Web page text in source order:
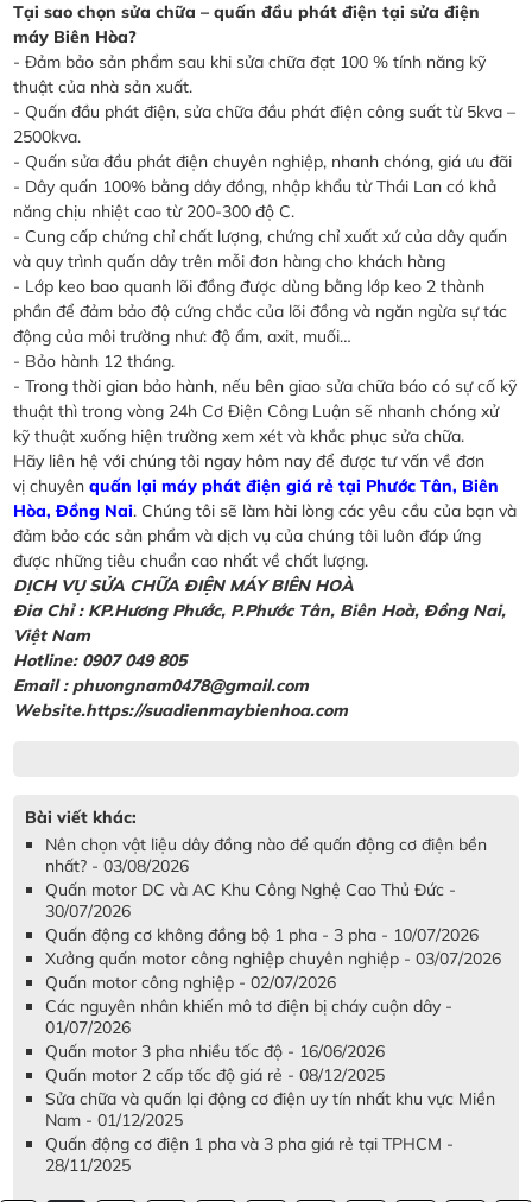
Tại sao chọn sửa chữa – quấn đầu phát điện tại sửa điện
máy Biên Hòa?
- Đảm bảo sản phẩm sau khi sửa chữa đạt 100 % tính năng kỹ
thuật của nhà sản xuất.
- Quấn đầu phát điện, sửa chữa đầu phát điện công suất từ 5kva –
2500kva.
- Quấn sửa đầu phát điện chuyên nghiệp, nhanh chóng, giá ưu đãi
- Dây quấn 100% bằng dây đồng, nhập khẩu từ Thái Lan có khả
năng chịu nhiệt cao từ 200-300 độ C.
- Cung cấp chứng chỉ chất lượng, chứng chỉ xuất xứ của dây quấn
và quy trình quấn dây trên mỗi đơn hàng cho khách hàng
- Lớp keo bao quanh lõi đồng được dùng bằng lớp keo 2 thành
phần để đảm bảo độ cứng chắc của lõi đồng và ngăn ngừa sự tác
động của môi trường như: độ ẩm, axit, muối…
- Bảo hành 12 tháng.
- Trong thời gian bảo hành, nếu bên giao sửa chữa báo có sự cố kỹ
thuật thì trong vòng 24h Cơ Điện Công Luận sẽ nhanh chóng xử
kỹ thuật xuống hiện trường xem xét và khắc phục sửa chữa.
Hãy liên hệ với chúng tôi ngay hôm nay để được tư vấn về đơn
vị chuyên quấn lại máy phát điện giá rẻ tại Phước Tân, Biên
Hòa, Đồng Nai. Chúng tôi sẽ làm hài lòng các yêu cầu của bạn và
đảm bảo các sản phẩm và dịch vụ của chúng tôi luôn đáp ứng
được những tiêu chuẩn cao nhất về chất lượng.
DỊCH VỤ SỬA CHỮA ĐIỆN MÁY BIÊN HOÀ
Đia Chỉ : KP.Hương Phước, P.Phước Tân, Biên Hoà, Đồng Nai,
Việt Nam
Hotline: 0907 049 805
Email : phuongnam0478@gmail.com
Website.https://suadienmaybienhoa.com
Bài viết khác:
Nên chọn vật liệu dây đồng nào để quấn động cơ điện bền
nhất? - 03/08/2026
Quấn motor DC và AC Khu Công Nghệ Cao Thủ Đức -
30/07/2026
Quấn động cơ không đồng bộ 1 pha - 3 pha - 10/07/2026
Xưởng quấn motor công nghiệp chuyên nghiệp - 03/07/2026
Quấn motor công nghiệp - 02/07/2026
Các nguyên nhân khiến mô tơ điện bị cháy cuộn dây -
01/07/2026
Quấn motor 3 pha nhiều tốc độ - 16/06/2026
Quấn motor 2 cấp tốc độ giá rẻ - 08/12/2025
Sửa chữa và quấn lại động cơ điện uy tín nhất khu vực Miền
Nam - 01/12/2025
Quấn động cơ điện 1 pha và 3 pha giá rẻ tại TPHCM -
28/11/2025